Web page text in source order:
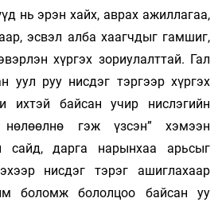
нь эрэн хайх, аврах ажиллагаа,
эсвэл алба хаагчдыг гамшиг,
хүргэх зориулалттай. Гал
уул руу нисдэг тэргээр хүргэх
ихтэй байсан учир нислэгийн
гэж үзсэн” хэмээн
сайд, дарга нарынхаа арьсыг
нисдэг тэрэг ашиглахаар
боломж бололцоо байсан уу